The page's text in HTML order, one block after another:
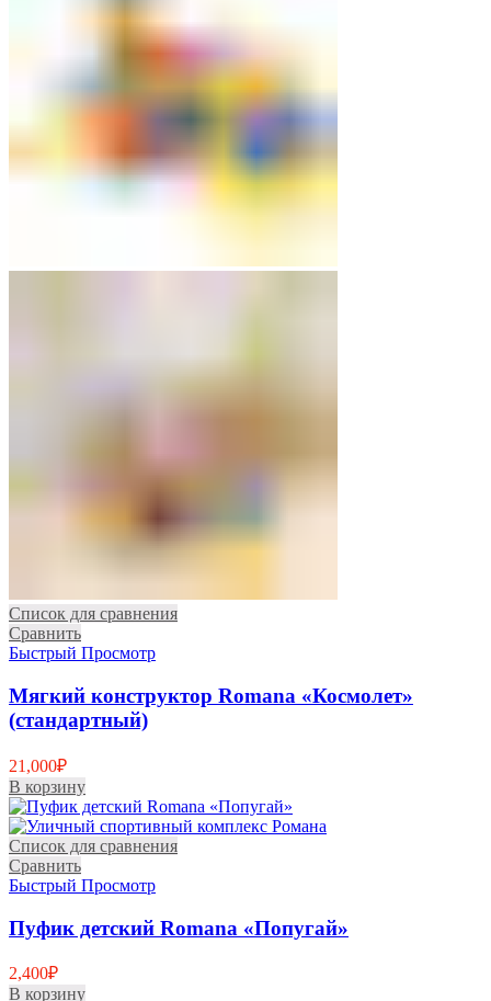
Список для сравнения
Сравнить
Быстрый Просмотр
Мягкий конструктор Romana «Космолет»
(стандартный)
21,000₽
В корзину
Список для сравнения
Сравнить
Быстрый Просмотр
Пуфик детский Romana «Попугай»
2,400₽
В корзину